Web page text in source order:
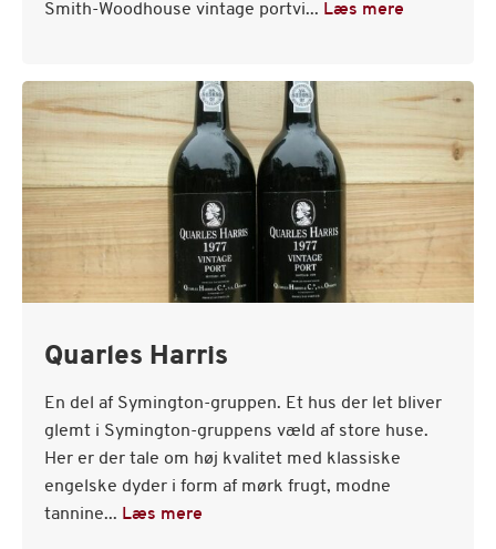
Smith-Woodhouse vintage portvi... Læs mere
Quarles Harris
En del af Symington-gruppen. Et hus der let bliver
glemt i Symington-gruppens væld af store huse.
Her er der tale om høj kvalitet med klassiske
engelske dyder i form af mørk frugt, modne
tannine... Læs mere